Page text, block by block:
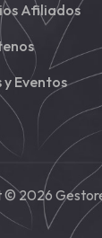
Afiliados
Eventos
2026